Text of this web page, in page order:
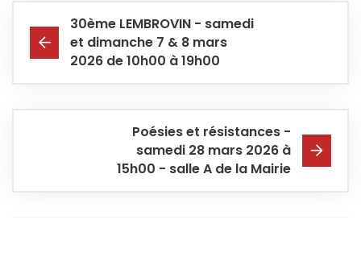
30ème LEMBROVIN - samedi
et dimanche 7 & 8 mars
2026 de 10h00 à 19h00
Poésies et résistances -
samedi 28 mars 2026 à
15h00 - salle A de la Mairie